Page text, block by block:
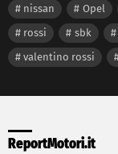
nissan
Opel
rossi
sbk
valentino rossi
ReportMotori.it